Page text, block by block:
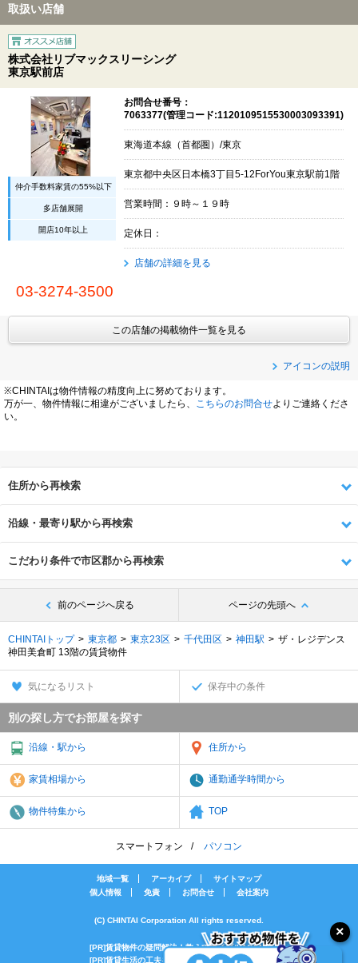
取扱い店舗
株式会社リブマックスリーシング
東京駅前店
仲介手数料家賃の55%以下
多店舗展開
開店10年以上
お問合せ番号：
7063377(管理コード:1120109515530003093391)
東海道本線（首都圏）/東京
東京都中央区日本橋3丁目5-12ForYou東京駅前1階
営業時間：９時～１９時
定休日：
店舗の詳細を見る
03-3274-3500
この店舗の掲載物件一覧を見る
アイコンの説明
※CHINTAIは物件情報の精度向上に努めております。
万が一、物件情報に相違がございましたら、
こちらのお問合せよりご連絡くださ
い。
住所から再検索
沿線・最寄り駅から再検索
こだわり条件で市区郡から再検索
前のページへ戻る ページの先頭へ
CHINTAIトップ 東京都 東京23区 千代田区 神田駅
ザ・レジデンス
神田美倉町 13階の賃貸物件
気になるリスト 保存中の条件
別の探し方でお部屋を探す
沿線・駅から 住所から
家賃相場から 通勤通学時間から
物件特集から TOP
スマートフォン パソコン
地域一覧 アーカイブ
サイトマップ
個人情報
免責 お問合せ 会社案内
(C) CHINTAI Corporation All rights reserved.
[PR]賃貸物件の疑問解決！教えてエイブルAGENT
[PR]賃貸生活の工夫を紹介！CHINTAI情報局